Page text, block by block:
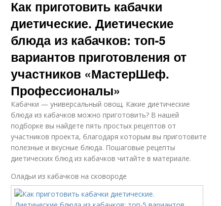
Как приготовить кабачки
диетические. Диетические
блюда из кабачков: топ-5
вариантов приготовления от
участников «МастерШеф.
Профессионалы»
Кабачки — универсальный овощ. Какие диетические
блюда из кабачков можно приготовить? В нашей
подборке вы найдете пять простых рецептов от
участников проекта, благодаря которым вы приготовите
полезные и вкусные блюда. Пошаговые рецепты
диетических блюд из кабачков читайте в материале.
Оладьи из кабачков на сковороде